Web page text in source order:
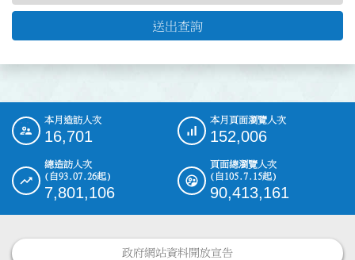
送出查詢
::: 本月造訪人次
16,701
本月頁面瀏覽人次
152,006
總造訪人次
(自93.07.26起)
7,801,106
頁面總瀏覽人次
(自105.7.15起)
90,413,161
政府網站資料開放宣告